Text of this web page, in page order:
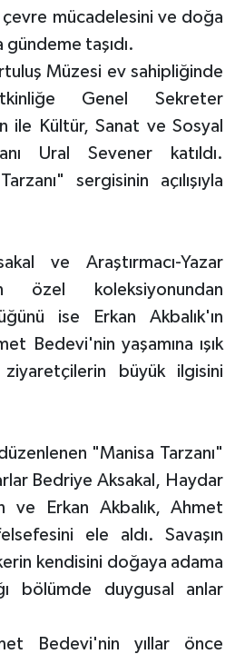
çevre mücadelesini ve doğa
taşıdı.
Müzesi ev sahipliğinde
Genel Sekreter
ile Kültür, Sanat ve Sosyal
Ural Sevener katıldı.
sergisinin açılışıyla
ve Araştırmacı-Yazar
özel koleksiyonundan
ise Erkan Akbalık'ın
Bedevi'nin yaşamına ışık
büyük ilgisini
"Manisa Tarzanı"
Bedriye Aksakal, Haydar
ve Erkan Akbalık, Ahmet
ele aldı. Savaşın
kendisini doğaya adama
bölümde duygusal anlar
Bedevi'nin yıllar önce